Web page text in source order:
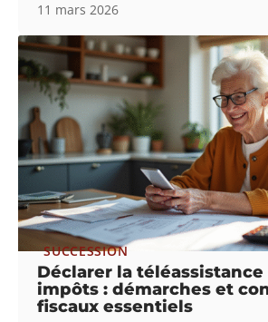
11 mars 2026
SUCCESSION
Déclarer la téléassistance
impôts : démarches et
fiscaux essentiels